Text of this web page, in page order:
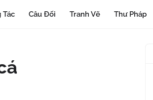
Tác Câu Đối Tranh Vẽ Thư Pháp